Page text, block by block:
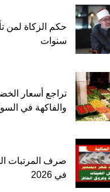
حكم الزكاة لمن
سنوات
تراجع أسعار
والفاكهة في
صرف المرتبات
في 2026